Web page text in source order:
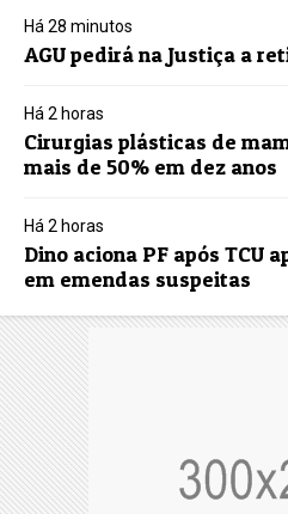
Há 28 minutos
AGU pedirá na Justiça a
Há 2 horas
Cirurgias plásticas de
mais de 50% em dez anos
Há 2 horas
Dino aciona PF após TCU
em emendas suspeitas